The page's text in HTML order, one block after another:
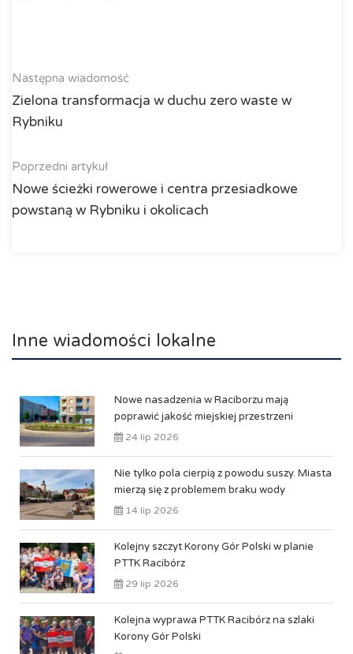
Następna wiadomość
Zielona transformacja w duchu zero waste w
Rybniku
Poprzedni artykuł
Nowe ścieżki rowerowe i centra przesiadkowe
powstaną w Rybniku i okolicach
Inne wiadomości lokalne
Nowe nasadzenia w Raciborzu mają
poprawić jakość miejskiej przestrzeni
24 lip 2026
Nie tylko pola cierpią z powodu suszy. Miasta
mierzą się z problemem braku wody
14 lip 2026
Kolejny szczyt Korony Gór Polski w planie
PTTK Racibórz
29 lip 2026
Kolejna wyprawa PTTK Racibórz na szlaki
Korony Gór Polski